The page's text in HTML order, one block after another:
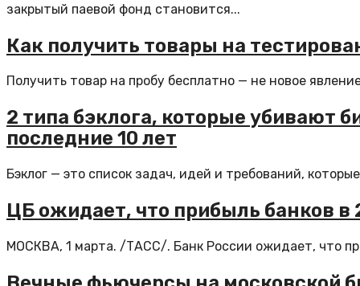
закрытый паевой фонд становится...
Как получить товары на
Получить товар на пробу бесплатно — не новое
2 типа бэклога, которые убивают
последние 10 лет
Бэклог — это список задач, идей и требований,
ЦБ ожидает, что прибыль банков в
МОСКВА, 1 марта. /ТАСС/. Банк России ожидает, что